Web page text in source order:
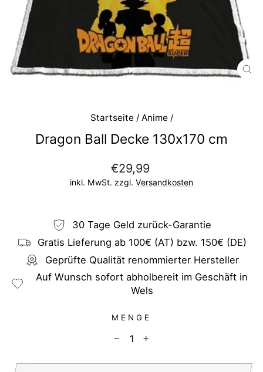
Startseite / Anime /
Dragon Ball Decke 130x170 cm
Normaler
Preis
€29,99
inkl. MwSt. zzgl. Versandkosten
30 Tage Geld zurück-Garantie
Gratis Lieferung ab 100€ (AT) bzw. 150€ (DE)
Geprüfte Qualität renommierter Hersteller
Auf Wunsch sofort abholbereit im Geschäft in
Wels
MENGE
+